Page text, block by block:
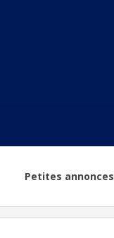
Petites annonces